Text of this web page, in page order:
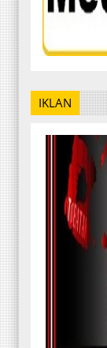
IKLAN